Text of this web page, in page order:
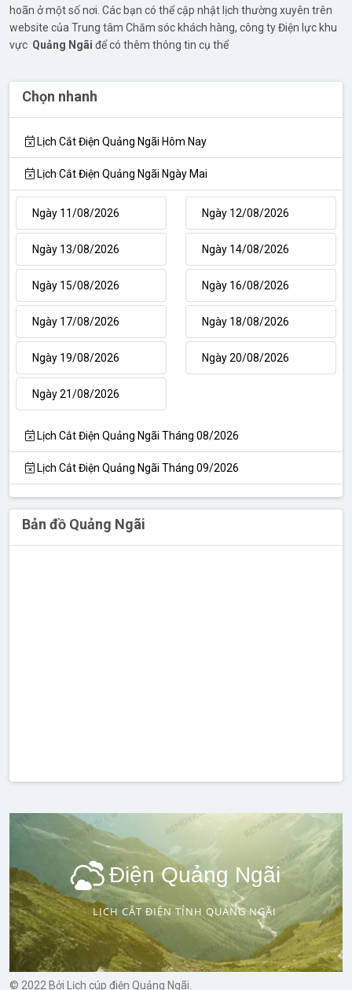
hoãn ở một số nơi. Các bạn có thể cập nhật lịch thường xuyên trên
website của Trung tâm Chăm sóc khách hàng, công ty Điện lực khu
vực Quảng Ngãi để có thêm thông tin cụ thể
Chọn nhanh
Lịch Cắt Điện Quảng Ngãi Hôm Nay
Lịch Cắt Điện Quảng Ngãi Ngày Mai
Ngày 11/08/2026 Ngày 12/08/2026
Ngày 13/08/2026 Ngày 14/08/2026
Ngày 15/08/2026 Ngày 16/08/2026
Ngày 17/08/2026 Ngày 18/08/2026
Ngày 19/08/2026 Ngày 20/08/2026
Ngày 21/08/2026
Lịch Cắt Điện Quảng Ngãi Tháng 08/2026
Lịch Cắt Điện Quảng Ngãi Tháng 09/2026
Bản đồ Quảng Ngãi
Điện Quảng Ngãi
LỊCH CẮT ĐIỆN TỈNH QUẢNG NGÃI
© 2022 Bởi Lịch cúp điện Quảng Ngãi.